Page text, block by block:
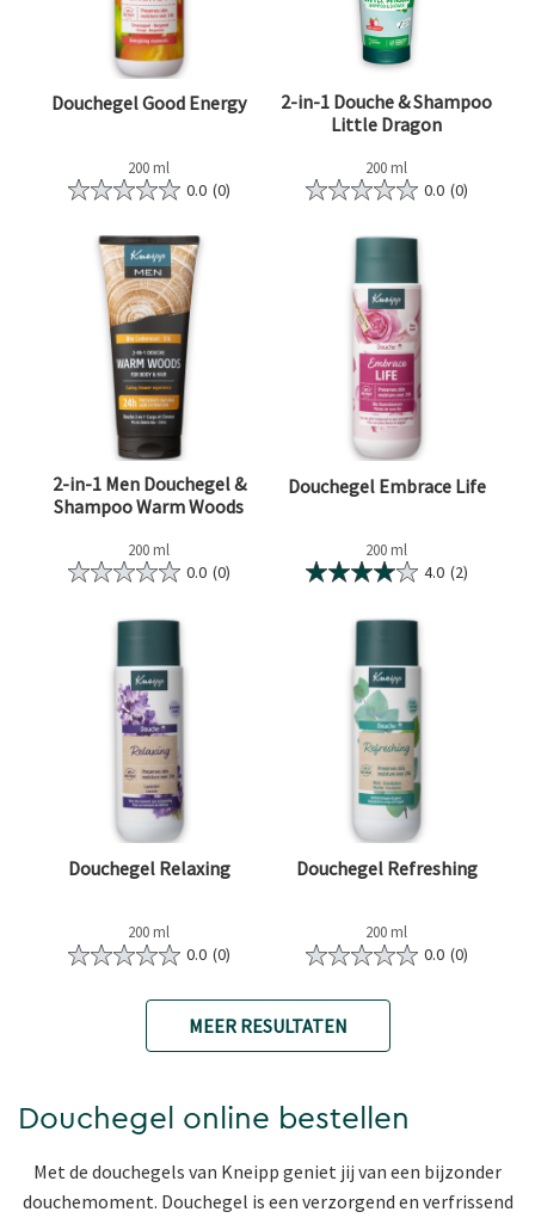
Douchegel Good Energy
200 ml
0.0 (0)
2-in-1 Douche & Shampoo
Little Dragon
200 ml
0.0 (0)
2-in-1 Men Douchegel &
Shampoo Warm Woods
200 ml
0.0 (0)
Douchegel Embrace Life
200 ml
4.0 (2)
Douchegel Relaxing
200 ml
0.0 (0)
Douchegel Refreshing
200 ml
0.0 (0)
MEER RESULTATEN
Douchegel online bestellen
Met de douchegels van Kneipp geniet jij van een bijzonder
douchemoment. Douchegel is een verzorgend en verfrissend